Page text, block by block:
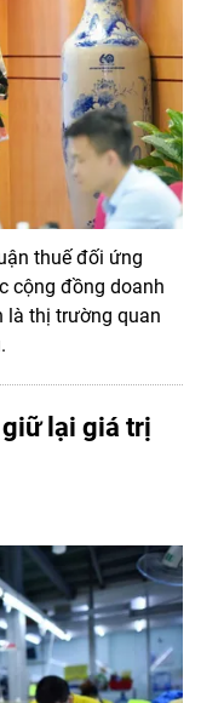
thuế đối ứng
cộng đồng doanh
là thị trường quan
lại giá trị